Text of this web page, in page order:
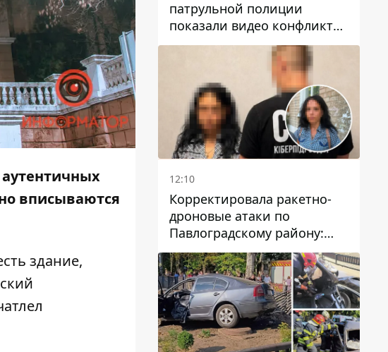
вписываются
здание,
патрульной полиции
показали видео конфликта
с мужчиной без ноги на
проспекте Поля в Днепре
12:10
Корректировала ракетно-
дроновые атаки по
Павлоградскому району:
задержали вражескую
агентку